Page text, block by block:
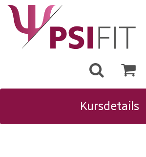
Kursdetails